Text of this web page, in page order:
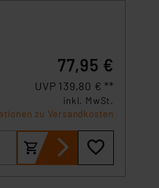
77,95 €
UVP 139,80 € **
inkl. MwSt.
zu Versandkosten